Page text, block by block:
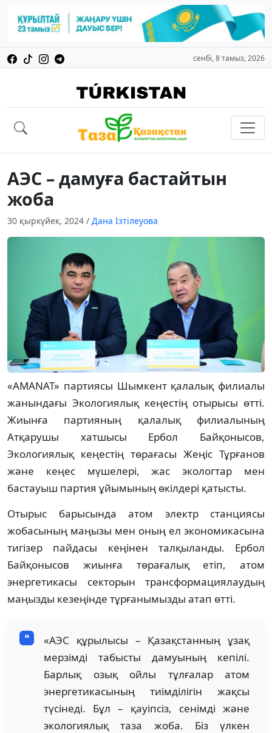
сенбі, 8 тамыз, 2026
АЭС – дамуға бастайтын
жоба
30 қыркүйек, 2024 / Дана Ізтілеуова
«AMANAT» партиясы Шымкент қалалық филиалы
жанындағы Экологиялық кеңестің отырысы өтті.
Жиынға партияның қалалық филиалының
Атқарушы хатшысы Ербол Байқонысов,
Экологиялық кеңестің төрағасы Жеңіс Тұрғанов
және кеңес мүшелері, жас экологтар мен
бастауыш партия ұйымының өкілдері қатысты.
Отырыс барысында атом электр станциясы
жобасының маңызы мен оның ел экономикасына
тигізер пайдасы кеңінен талқыланды. Ербол
Байқонысов жиынға төрағалық етіп, атом
энергетикасы секторын трансформациялаудың
маңызды кезеңінде тұрғанымызды атап өтті.
«АЭС құрылысы – Қазақстанның ұзақ
мерзімді табысты дамуының кепілі.
Барлық озық ойлы тұлғалар атом
энергетикасының тиімділігін жақсы
түсінеді. Бұл – қауіпсіз, сенімді және
экологиялық таза жоба. Біз үлкен